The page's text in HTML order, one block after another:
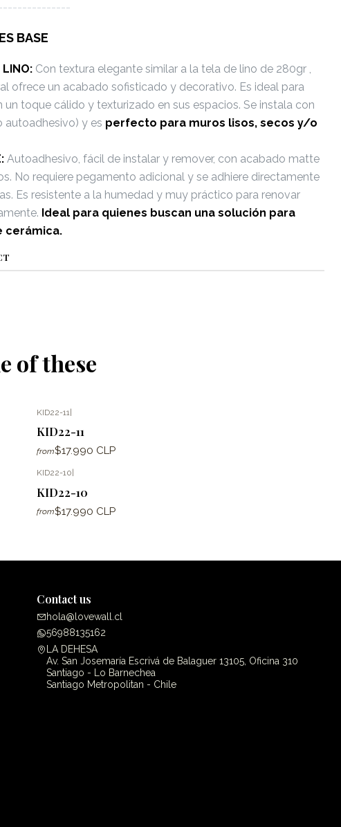
BASE
LINO: Con textura elegante similar a la tela de lino de 280gr ,
ofrece un acabado sofisticado y decorativo. Es ideal para
un toque cálido y texturizado en sus espacios. Se instala con
autoadhesivo) y es perfecto para muros lisos, secos y/o
Autoadhesivo, fácil de instalar y remover, con acabado matte
No requiere pegamento adicional y se adhiere directamente
Es resistente a la humedad y muy práctico para renovar
Ideal para quienes buscan una solución para
cerámica.
of these
KID22-11|
KID22-11
from$17.990 CLP
KID22-10
KID22-10
from$17.990 CLP
Contact us
hola@lovewall.cl
56988135162
LA DEHESA
Av. San Josemaría Escrivá de Balaguer 13105, Oficina 310
Santiago - Lo Barnechea
Santiago Metropolitan - Chile